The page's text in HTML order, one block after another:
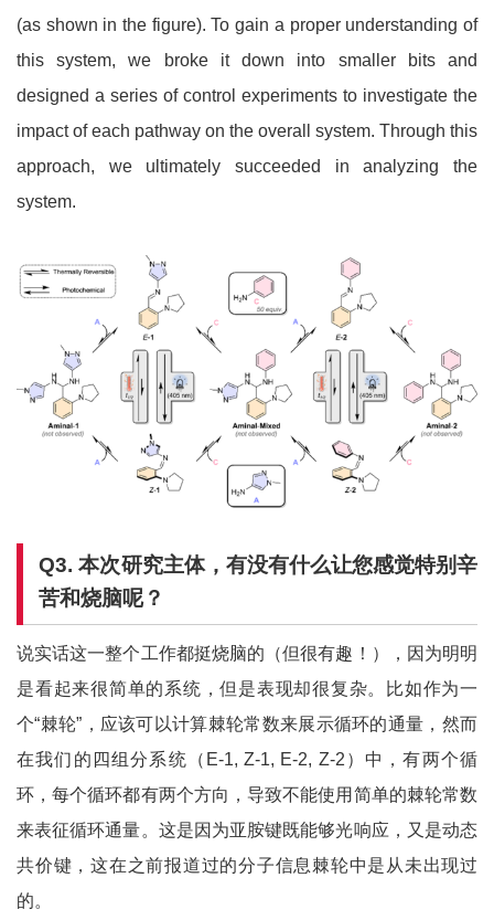
(as shown in the figure). To gain a proper understanding of
this system, we broke it down into smaller bits and
designed a series of control experiments to investigate the
impact of each pathway on the overall system. Through this
approach, we ultimately succeeded in analyzing the
system.
Q3.本次研究主体，有没有什么让您感觉特别辛
苦和烧脑呢？
说实话这一整个工作都挺烧脑的（但很有趣！），因为明明
是看起来很简单的系统，但是表现却很复杂。比如作为一
个“棘轮”，应该可以计算棘轮常数来展示循环的通量，然而
在我们的四组分系统（E-1, Z-1, E-2, Z-2）中，有两个循
环，每个循环都有两个方向，导致不能使用简单的棘轮常数
来表征循环通量。这是因为亚胺键既能够光响应，又是动态
共价键，这在之前报道过的分子信息棘轮中是从未出现过
的。